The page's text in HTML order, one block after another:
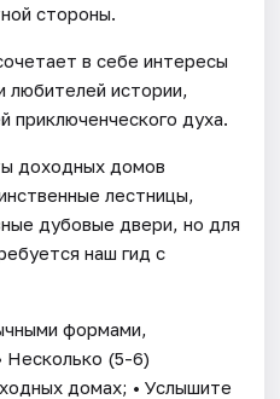
стороны.
в себе интересы
любителей истории,
приключенческого духа.
доходных домов
лестницы,
дубовые двери, но для
наш гид с
формами,
Несколько (5-6)
домах; • Услышите